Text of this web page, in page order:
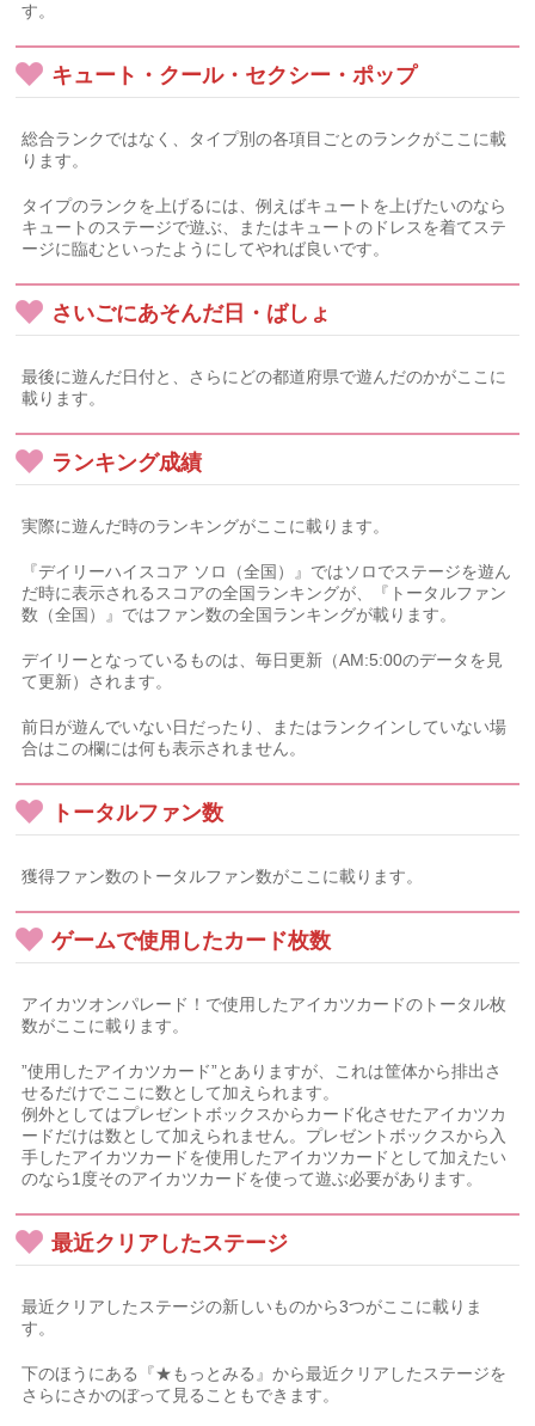
す。
キュート・クール・セクシー・ポップ
総合ランクではなく、タイプ別の各項目ごとのランクがここに載
ります。
タイプのランクを上げるには、例えばキュートを上げたいのなら
キュートのステージで遊ぶ、またはキュートのドレスを着てステ
ージに臨むといったようにしてやれば良いです。
さいごにあそんだ日・ばしょ
最後に遊んだ日付と、さらにどの都道府県で遊んだのかがここに
載ります。
ランキング成績
実際に遊んだ時のランキングがここに載ります。
『デイリーハイスコア ソロ（全国）』ではソロでステージを遊ん
だ時に表示されるスコアの全国ランキングが、『トータルファン
数（全国）』ではファン数の全国ランキングが載ります。
デイリーとなっているものは、毎日更新（AM:5:00のデータを見
て更新）されます。
前日が遊んでいない日だったり、またはランクインしていない場
合はこの欄には何も表示されません。
トータルファン数
獲得ファン数のトータルファン数がここに載ります。
ゲームで使用したカード枚数
アイカツオンパレード！で使用したアイカツカードのトータル枚
数がここに載ります。
”使用したアイカツカード”とありますが、これは筐体から排出さ
せるだけでここに数として加えられます。
例外としてはプレゼントボックスからカード化させたアイカツカ
ードだけは数として加えられません。プレゼントボックスから入
手したアイカツカードを使用したアイカツカードとして加えたい
のなら1度そのアイカツカードを使って遊ぶ必要があります。
最近クリアしたステージ
最近クリアしたステージの新しいものから3つがここに載りま
す。
下のほうにある『★もっとみる』から最近クリアしたステージを
さらにさかのぼって見ることもできます。